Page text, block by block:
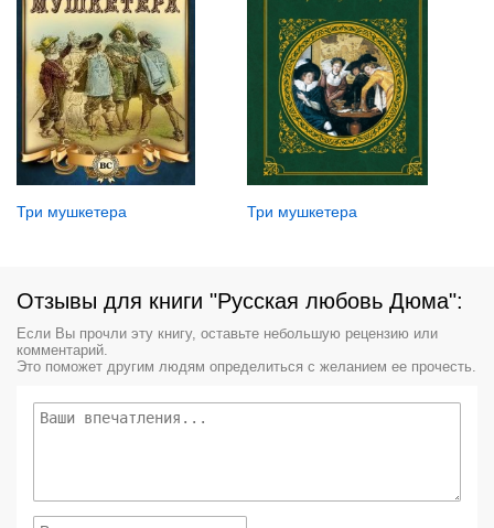
Три мушкетера Три мушкетера
Отзывы для книги "Русская любовь Дюма":
Если Вы прочли эту книгу, оставьте небольшую рецензию или
комментарий.
Это поможет другим людям определиться с желанием ее прочесть.